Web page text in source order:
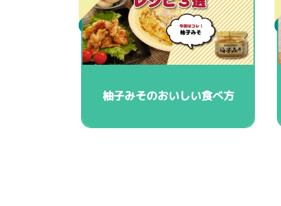
柚子みそのおいしい食べ方